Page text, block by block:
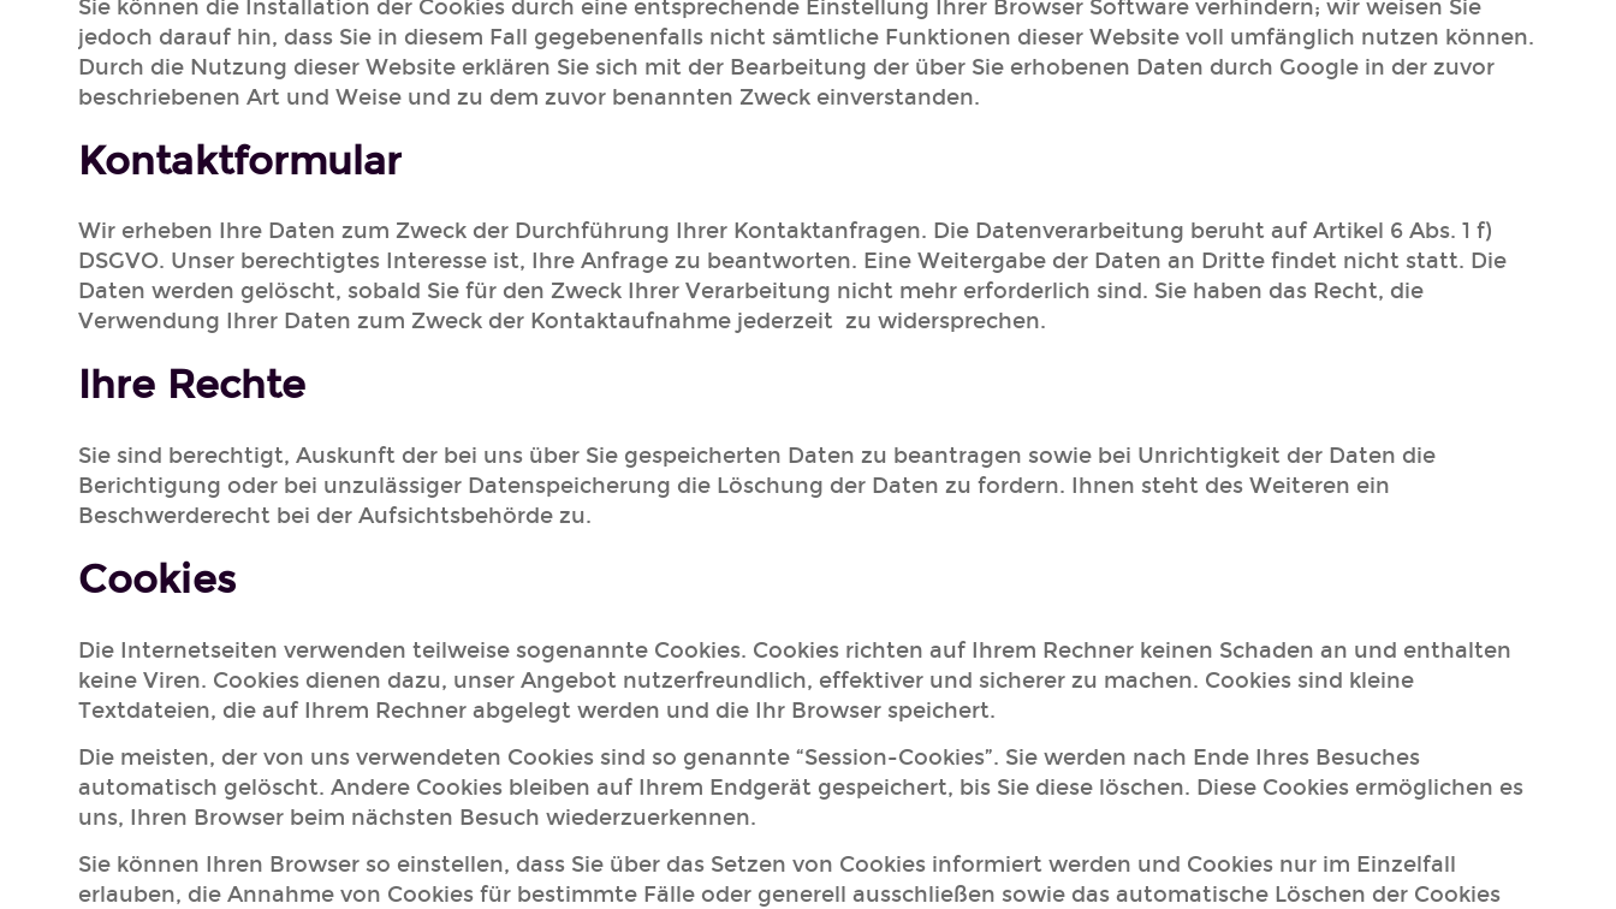
Sie können die Installation der Cookies durch eine entsprechende Einstellung Ihrer Browser Software verhindern; wir weisen Sie
jedoch darauf hin, dass Sie in diesem Fall gegebenenfalls nicht sämtliche Funktionen dieser Website voll umfänglich nutzen können.
Durch die Nutzung dieser Website erklären Sie sich mit der Bearbeitung der über Sie erhobenen Daten durch Google in der zuvor
beschriebenen Art und Weise und zu dem zuvor benannten Zweck einverstanden.
Kontaktformular
Wir erheben Ihre Daten zum Zweck der Durchführung Ihrer Kontaktanfragen. Die Datenverarbeitung beruht auf Artikel 6 Abs. 1 f)
DSGVO. Unser berechtigtes Interesse ist, Ihre Anfrage zu beantworten. Eine Weitergabe der Daten an Dritte findet nicht statt. Die
Daten werden gelöscht, sobald Sie für den Zweck Ihrer Verarbeitung nicht mehr erforderlich sind. Sie haben das Recht, die
Verwendung Ihrer Daten zum Zweck der Kontaktaufnahme jederzeit zu widersprechen.
Ihre Rechte
Sie sind berechtigt, Auskunft der bei uns über Sie gespeicherten Daten zu beantragen sowie bei Unrichtigkeit der Daten die
Berichtigung oder bei unzulässiger Datenspeicherung die Löschung der Daten zu fordern. Ihnen steht des Weiteren ein
Beschwerderecht bei der Aufsichtsbehörde zu.
Cookies
Die Internetseiten verwenden teilweise sogenannte Cookies. Cookies richten auf Ihrem Rechner keinen Schaden an und enthalten
keine Viren. Cookies dienen dazu, unser Angebot nutzerfreundlich, effektiver und sicherer zu machen. Cookies sind kleine
Textdateien, die auf Ihrem Rechner abgelegt werden und die Ihr Browser speichert.
Die meisten, der von uns verwendeten Cookies sind so genannte “Session-Cookies”. Sie werden nach Ende Ihres Besuches
automatisch gelöscht. Andere Cookies bleiben auf Ihrem Endgerät gespeichert, bis Sie diese löschen. Diese Cookies ermöglichen es
uns, Ihren Browser beim nächsten Besuch wiederzuerkennen.
Sie können Ihren Browser so einstellen, dass Sie über das Setzen von Cookies informiert werden und Cookies nur im Einzelfall
erlauben, die Annahme von Cookies für bestimmte Fälle oder generell ausschließen sowie das automatische Löschen der Cookies